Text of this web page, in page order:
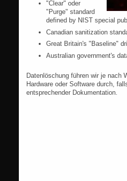
"Clear" oder
"Purge" standard
defined by NIST special
Canadian sanitization
Great Britain's "Baseline"
Australian government's
Datenlöschung führen wir je nach
Hardware oder Software durch,
entsprechender Dokumentation.